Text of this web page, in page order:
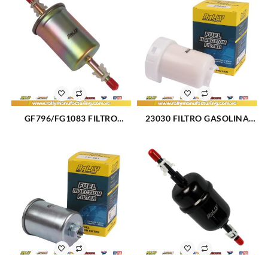
GF796/FG1083 FILTRO
10) (2539)
23030 FILTRO GASOLINA